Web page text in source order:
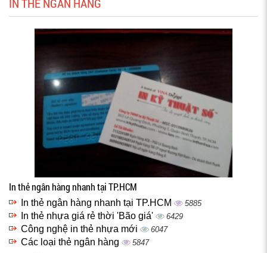
In thẻ ngân hàng nhanh tại TP.HCM
In thẻ ngân hàng nhanh tại TP.HCM 5885
In thẻ nhựa giá rẻ thời 'Bão giá' 6429
Công nghệ in thẻ nhựa mới 6047
Các loại thẻ ngân hàng 5847